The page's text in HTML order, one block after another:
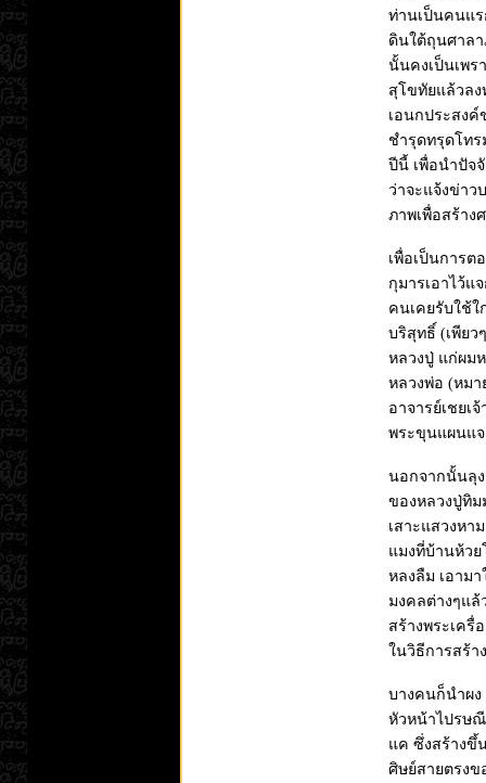
ท่านเป็นคนแ
ดินใต้ถุนศาลา
นั้นคงเป็นเพร
สุโขทัยแล้วล
เอนกประสงค์
ชำรุดทรุดโทร
ปีนี้ เพื่อนำปัจ
ว่าจะแจ้งข่าว
ภาพเพื่อสร้าง
เพื่อเป็นการต
กุมารเอาไว้แ
คนเคยรับใช้
บริสุทธิ์ (เพียว
หลวงปู่ แก่ผม
หลวงพ่อ (หมา
อาจารย์เชยเ
พระขุนแผนแ
นอกจากนั้นลุง
ของหลวงปู่ทิ
เสาะแสวงหา
แมงที่บ้านห้วย
หลงลืม เอาม
มงคลต่างๆแล้
สร้างพระเครื่
ในวิธีการสร้า
บางคนก็นำผ
หัวหน้าไปรษ
แค ซึ่งสร้างขึ้
ศิษย์สายตรงข